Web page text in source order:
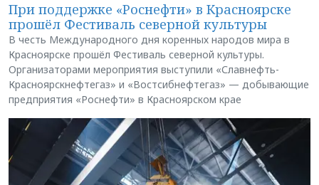
При поддержке «Роснефти» в Красноярске
прошёл Фестиваль северной культуры
В честь Международного дня коренных народов мира в
Красноярске прошёл Фестиваль северной культуры.
Организаторами мероприятия выступили «Славнефть-
Красноярскнефтегаз» и «Востсибнефтегаз» — добывающие
предприятия «Роснефти» в Красноярском крае